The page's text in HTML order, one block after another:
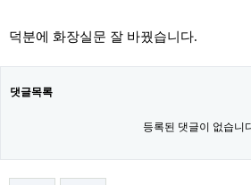
덕분에 화장실문 잘 바꿨습니다.​
댓글목록
등록된 댓글이 없습니